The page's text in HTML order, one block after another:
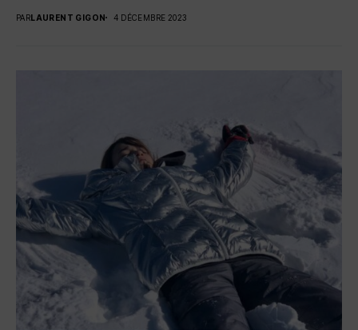
PARLAURENT GIGON 4 DÉCEMBRE 2023